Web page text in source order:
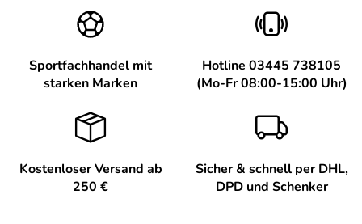
Sportfachhandel mit
starken Marken
Hotline 03445 738105
(Mo-Fr 08:00-15:00 Uhr)
Kostenloser Versand ab
250 €
Sicher & schnell per DHL,
DPD und Schenker